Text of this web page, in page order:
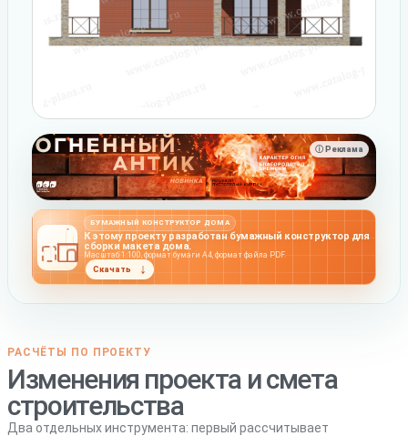
ⓘ Реклама
БУМАЖНЫЙ КОНСТРУКТОР ДОМА
К этому проекту разработан бумажный конструктор для
сборки макета дома.
Масштаб 1:100, формат бумаги А4, формат файла PDF.
Скачать
РАСЧЁТЫ ПО ПРОЕКТУ
Изменения проекта и смета
строительства
Два отдельных инструмента: первый рассчитывает